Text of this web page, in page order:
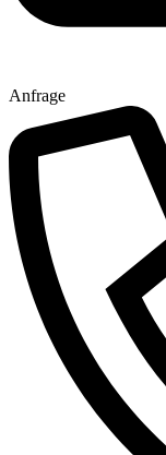
Anfrage